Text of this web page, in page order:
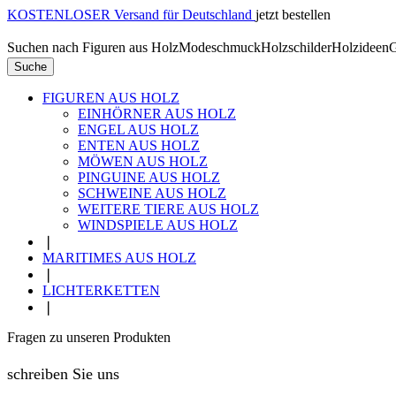
KOSTENLOSER Versand für Deutschland jetzt bestellen
Suchen nach Figuren aus HolzModeschmuckHolzschilderHolzideen
Suche
FIGUREN AUS HOLZ
EINHÖRNER AUS HOLZ
ENGEL AUS HOLZ
ENTEN AUS HOLZ
MÖWEN AUS HOLZ
PINGUINE AUS HOLZ
SCHWEINE AUS HOLZ
WEITERE TIERE AUS HOLZ
WINDSPIELE AUS HOLZ
MARITIMES AUS HOLZ
LICHTERKETTEN
Fragen zu unseren Produkten
schreiben Sie uns